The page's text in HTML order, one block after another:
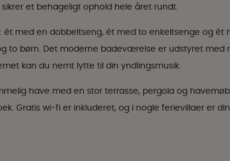
et behageligt ophold hele året rundt.
med en dobbeltseng, ét med to enkeltsenge og ét
to børn. Det moderne badeværelse er udstyret med
kan du nemt lytte til din yndlingsmusik.
have med en stor terrasse, pergola og
Gratis wi-fi er inkluderet, og i nogle ferievillaer er